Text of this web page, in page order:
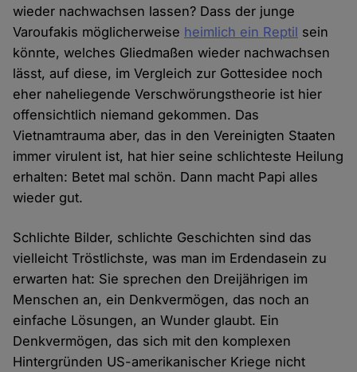
wieder nachwachsen lassen? Dass der junge
Varoufakis möglicherweise heimlich ein Reptil sein
könnte, welches Gliedmaßen wieder nachwachsen
lässt, auf diese, im Vergleich zur Gottesidee noch
eher naheliegende Verschwörungstheorie ist hier
offensichtlich niemand gekommen. Das
Vietnamtrauma aber, das in den Vereinigten Staaten
immer virulent ist, hat hier seine schlichteste Heilung
erhalten: Betet mal schön. Dann macht Papi alles
wieder gut.
Schlichte Bilder, schlichte Geschichten sind das
vielleicht Tröstlichste, was man im Erdendasein zu
erwarten hat: Sie sprechen den Dreijährigen im
Menschen an, ein Denkvermögen, das noch an
einfache Lösungen, an Wunder glaubt. Ein
Denkvermögen, das sich mit den komplexen
Hintergründen US-amerikanischer Kriege nicht